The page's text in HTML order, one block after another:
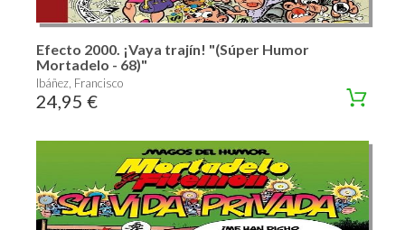
Efecto 2000. ¡Vaya trajín! "(Súper Humor
Mortadelo - 68)"
Ibáñez, Francisco
24,95 €